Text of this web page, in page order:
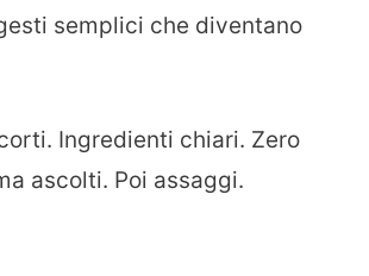
semplici che diventano
Ingredienti chiari. Zero
ascolti. Poi assaggi.